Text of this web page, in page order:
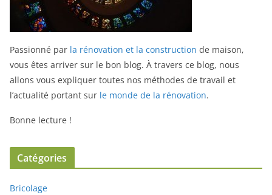
Passionné par la rénovation et la construction de maison,
vous êtes arriver sur le bon blog. À travers ce blog, nous
allons vous expliquer toutes nos méthodes de travail et
l’actualité portant sur le monde de la rénovation.
Bonne lecture !
Catégories
Bricolage